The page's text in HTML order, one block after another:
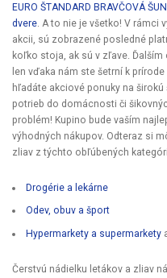
EURO ŠTANDARD BRAVČOVÁ
dvere . A to nie je všetko! V
akcii, sú zobrazené posledné
koľko stoja, ak sú v zľave.
len vďaka nám ste šetrní k
hľadáte akciové ponuky na
potrieb do domácnosti či
problém! Kupino bude vaším
výhodných nákupov. Odteraz si
zliav z týchto obľúbených
Drogérie a lekárne
Odev, obuv a šport
Hypermarkety a supermarkety
Čerstvú nádielku letákov a zliav